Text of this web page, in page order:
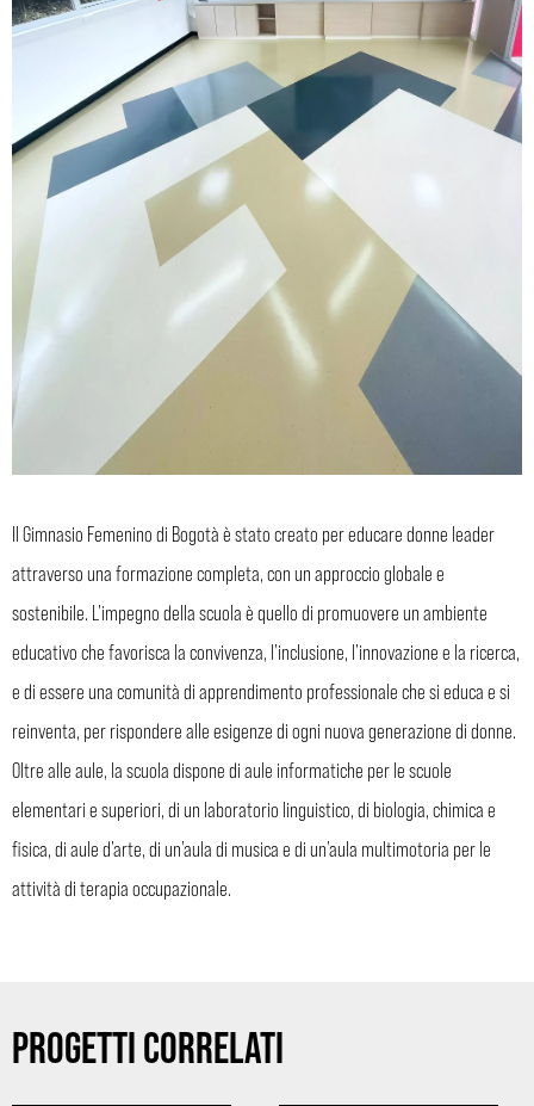
Il Gimnasio Femenino di Bogotà è stato creato per educare donne leader
attraverso una formazione completa, con un approccio globale e
sostenibile. L’impegno della scuola è quello di promuovere un ambiente
educativo che favorisca la convivenza, l’inclusione, l’innovazione e la ricerca,
e di essere una comunità di apprendimento professionale che si educa e si
reinventa, per rispondere alle esigenze di ogni nuova generazione di donne.
Oltre alle aule, la scuola dispone di aule informatiche per le scuole
elementari e superiori, di un laboratorio linguistico, di biologia, chimica e
fisica, di aule d’arte, di un’aula di musica e di un’aula multimotoria per le
attività di terapia occupazionale.
PROGETTI CORRELATI